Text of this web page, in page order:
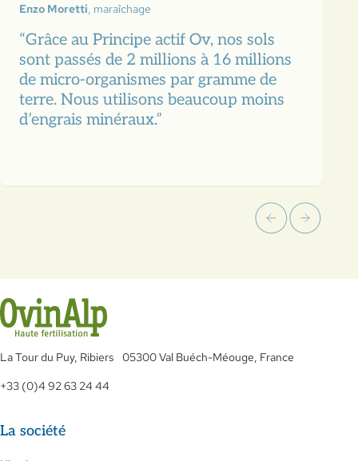
Enzo Moretti, maraîchage
“Grâce au Principe actif Ov, nos sols
sont passés de 2 millions à 16 millions
de micro-organismes par gramme de
terre. Nous utilisons beaucoup moins
d’engrais minéraux.”
La Tour du Puy, Ribiers 05300 Val Buéch-Méouge, France
+33 (0)4 92 63 24 44
La société